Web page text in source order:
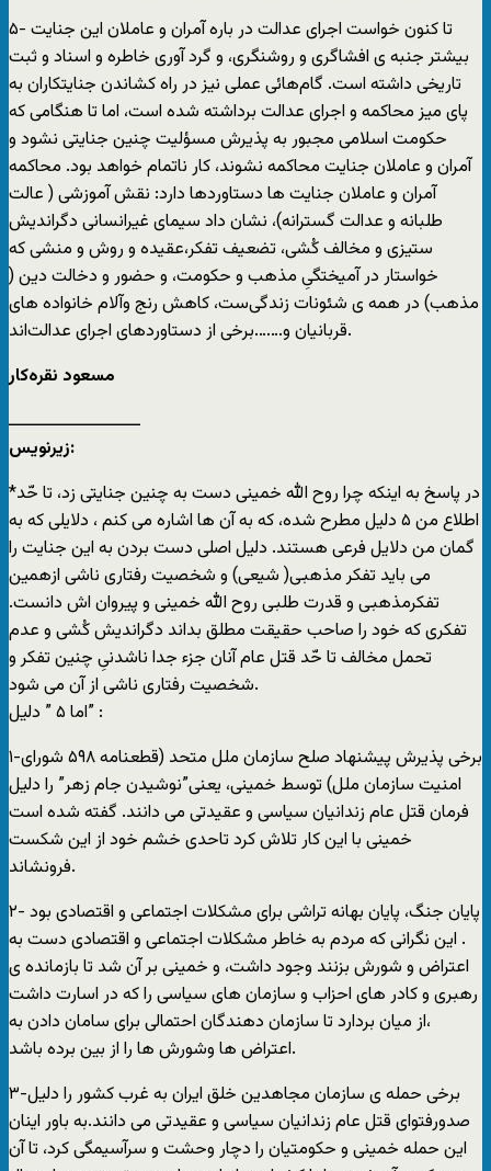
۵- تا کنون خواست اجرای عدالت در باره آمران و عاملان اين جنايت
بيشتر جنبه ی افشاگری و روشنگری، و گرد آوری خاطره و اسناد و ثبت
تاريخی داشته است. گام‌هائی عملی نيز در راه کشاندن جنايتکاران به
پای ميز محاکمه و اجرای عدالت برداشته شده است، اما تا هنگامی که
حکومت اسلامی مجبور به پذيرش مسؤليت چنين جنايتی نشود و
آمران و عاملان جنايت محاکمه نشوند، کار ناتمام خواهد بود. محاکمه
آمران و عاملان جنايت ها دستاوردها دارد: نقش آموزشی ( عالت
طلبانه و عدالت گسترانه)، نشان داد سيمای غيرانسانی دگرانديش
ستيزی و مخالف کُشی، تضعيف تفکر،عقيده و روش و منشی که
خواستار در آميختگیِ مذهب و حکومت، و حضور و دخالت دين (
مذهب) در همه ی شئونات زندگی‌ست، کاهش رنج وآلام خانواده های
قربانيان و…….برخی از دستاوردهای اجرای عدالت‌اند.
مسعود نقره‌کار
ــــــــــــــــــــــــ
زيرنويس:
*در پاسخ به اينکه چرا روح الله خمينی دست به چنين جنايتی زد، تا حّد
اطلاع من ۵ دليل مطرح شده، که به آن ها اشاره می کنم ، دلايلی که به
گمان من دلايل فرعی هستند. دليل اصلی دست بردن به اين جنايت را
می بايد تفکر مذهبی( شيعی) و شخصيت رفتاری ناشی ازهمين
تفکرمذهبی و قدرت طلبی روح الله خمينی و پيروان ‌اش دانست.
تفکری که خود را صاحب حقيقت مطلق بداند دگرانديش کُشی و عدم
تحمل مخالف تا حّد قتل عام آنان جزء جدا ناشدنیِ چنين تفکر و
شخصيت رفتاری ناشی از آن می شود.
اما ۵ ” دليل” :
۱-برخی پذيرش پيشنهاد صلح سازمان ملل متحد (قطعنامه ۵۹۸ شورای
امنيت سازمان ملل) توسط خمينی، يعنی”نوشيدن جام زهر” را دليل
فرمان قتل عام زندانيان سياسی و عقيدتی می دانند. گفته شده است
خمينی با اين کار تلاش کرد تاحدی خشم خود از اين شکست
فرونشاند.
۲- پايان جنگ، پايان بهانه تراشی برای مشکلات اجتماعی و اقتصادی بود
. اين نگرانی که مردم به خاطر مشکلات اجتماعی و اقتصادی دست به
اعتراض و شورش بزنند وجود داشت، و خمينی بر آن شد تا بازمانده ی
رهبری و کادر های احزاب و سازمان های سياسی را که در اسارت داشت
،از ميان بردارد تا سازمان دهندگان احتمالی برای سامان دادن به
اعتراض ها وشورش ها را از بين برده باشد.
۳-برخی حمله ی سازمان مجاهدين خلق ايران به غرب کشور را دليل
صدورفتوای قتل عام زندانيان سياسی و عقيدتی می دانند.به باور اينان
اين حمله خمينی و حکومتيان را دچار وحشت و سرآسيمگی کرد، تا آن